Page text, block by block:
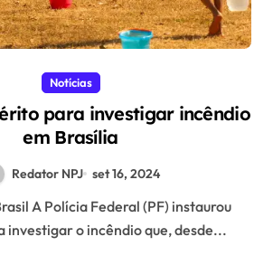
Notícias
para investigar incêndio
em Brasília
Redator NPJ set 16, 2024
investigar o incêndio que, desde...